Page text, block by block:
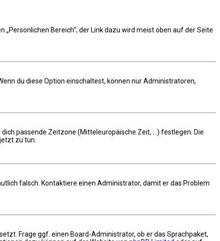
Bereich“; der Link dazu wird meist oben auf der Seite
du diese Option einschaltest, können nur Administratoren,
passende Zeitzone (Mitteleuropäische Zeit, ...) festlegen. Die
zu tun.
falsch. Kontaktiere einen Administrator, damit er das Problem
Frage ggf. einen Board-Administrator, ob er das Sprachpaket,